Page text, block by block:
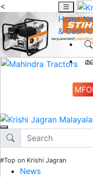
<
Home
& Cash
#Top on Krishi Jagran
News